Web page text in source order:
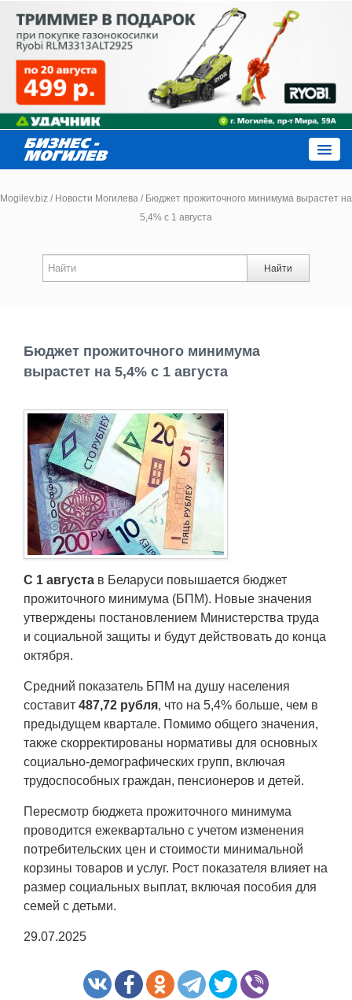
Новости
Работа
Афиша
Объявления
Транспорт
Погода
Курсы валют
Еще
Mogilev.biz / Новости Могилева /Бюджет прожиточного минимума вырастет на
5,4% с 1 августа
Найти
Бюджет прожиточного минимума
вырастет на 5,4% с 1 августа
С 1 августа в Беларуси повышается бюджет
прожиточного минимума (БПМ). Новые значения
утверждены постановлением Министерства труда
и социальной защиты и будут действовать до конца
октября.
Средний показатель БПМ на душу населения
составит 487,72 рубля, что на 5,4% больше, чем в
предыдущем квартале. Помимо общего значения,
также скорректированы нормативы для основных
социально-демографических групп, включая
трудоспособных граждан, пенсионеров и детей.
Пересмотр бюджета прожиточного минимума
проводится ежеквартально с учетом изменения
потребительских цен и стоимости минимальной
корзины товаров и услуг. Рост показателя влияет на
размер социальных выплат, включая пособия для
семей с детьми.
29.07.2025